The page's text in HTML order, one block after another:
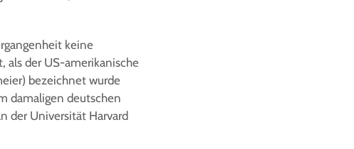
keine
als der US-amerikanische
bezeichnet wurde
damaligen deutschen
der Universität Harvard